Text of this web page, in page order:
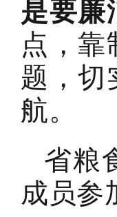
是要廉
点，
题，切
航。
省粮
成员参